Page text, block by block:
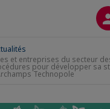
et entreprises du secteur
pour développer sa
Technopole